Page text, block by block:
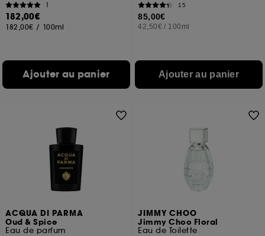
1
182,00€
182,00€ / 100ml
Ajouter au panier
15
85,00€
42,50€ / 100ml
Ajouter au panier
ACQUA DI PARMA
Oud & Spice
Eau de parfum
JIMMY CHOO
Jimmy Choo Floral
Eau de Toilette